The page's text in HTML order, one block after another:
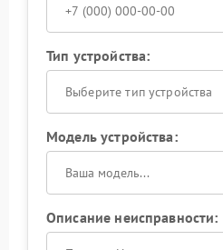
Тип устройства:
Выберите тип устройства
Модель устройства:
Описание неисправности: